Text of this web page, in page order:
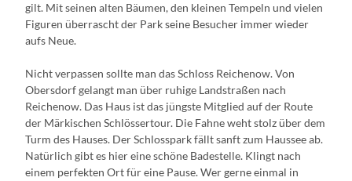
gilt. Mit seinen alten Bäumen, den kleinen Tempeln und vielen
Figuren überrascht der Park seine Besucher immer wieder
aufs Neue.
Nicht verpassen sollte man das Schloss Reichenow. Von
Obersdorf gelangt man über ruhige Landstraßen nach
Reichenow. Das Haus ist das jüngste Mitglied auf der Route
der Märkischen Schlössertour. Die Fahne weht stolz über dem
Turm des Hauses. Der Schlosspark fällt sanft zum Haussee ab.
Natürlich gibt es hier eine schöne Badestelle. Klingt nach
einem perfekten Ort für eine Pause. Wer gerne einmal in